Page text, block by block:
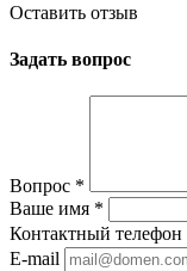
Оставить отзыв
Задать вопрос
Вопрос *
Ваше имя *
Контактный телефон
E-mail